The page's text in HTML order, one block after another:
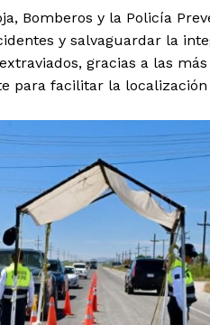
Bomberos y la Policía
y salvaguardar la
gracias a las
para facilitar la localización